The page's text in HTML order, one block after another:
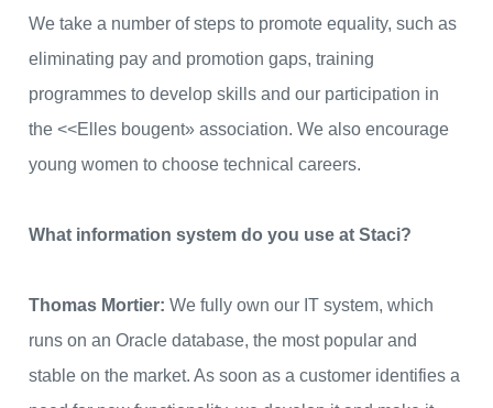
We take a number of steps to promote equality, such as
eliminating pay and promotion gaps, training
programmes to develop skills and our participation in
the <<Elles bougent» association. We also encourage
young women to choose technical careers.
What information system do you use at Staci?
Thomas Mortier: We fully own our IT system, which
runs on an Oracle database, the most popular and
stable on the market. As soon as a customer identifies a